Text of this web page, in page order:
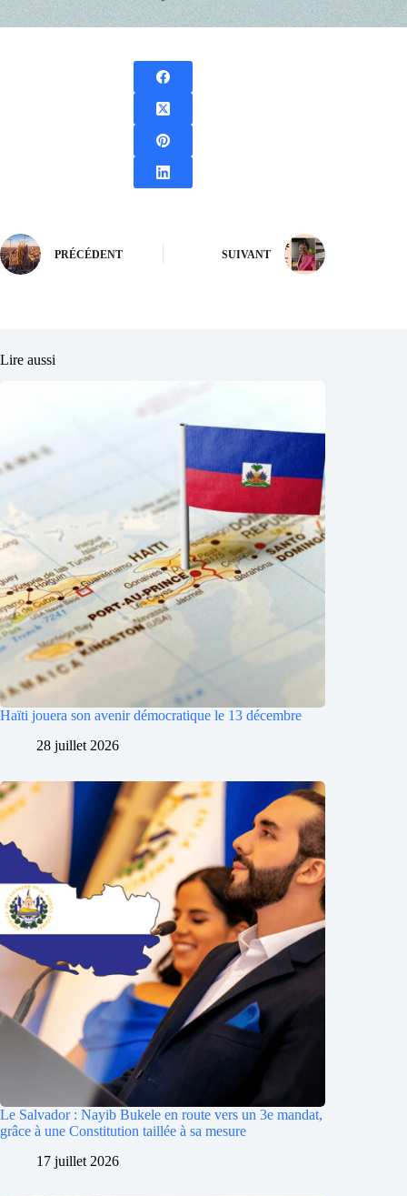
PRÉCÉDENT SUIVANT
Lire aussi
Haïti jouera son avenir démocratique le 13 décembre
28 juillet 2026
Le Salvador : Nayib Bukele en route vers un 3e mandat,
grâce à une Constitution taillée à sa mesure
17 juillet 2026